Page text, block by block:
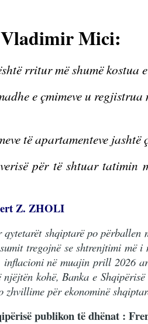
Mici:
rritur më shumë
e çmimeve u
të apartamenteve
për të shtuar tatimin
Z. ZHOLI
qytetarët shqiptarë po përballen
tregojnë se shtrenjtimi
inflacioni në muajin prill 2026
njëjtën kohë, Banka e
zhvillime për ekonominë
publikon të dhënat :